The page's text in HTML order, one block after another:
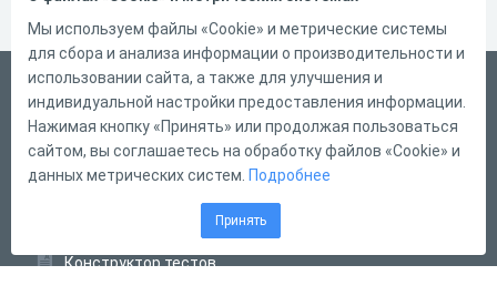
Русский
Справка
Форма обратной связи
Конструктор тестов
Мы используем файлы «Cookie» и метрические системы
для сбора и анализа информации о производительности и
использовании сайта, а также для улучшения и
индивидуальной настройки предоставления информации.
Нажимая кнопку «Принять» или продолжая пользоваться
сайтом, вы соглашаетесь на обработку файлов «Cookie» и
данных метрических систем. Подробнее
Принять